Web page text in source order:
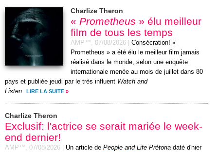
Charlize Theron
« Prometheus » élu meilleur
film de tous les temps
AMP™, 07/08/2026
Consécration! «
Prometheus » a été élu le meilleur film jamais
réalisé dans le monde, selon une enquête
internationale menée au mois de juillet dans 80
pays et publiée jeudi par le très influent Watch and
Listen. LIRE LA SUITE »
Charlize Theron
Exclusif: l'actrice se serait mariée le week-
end dernier!
AMP™, 07/08/2026 Un article de People and Life Prétoria daté d'hier